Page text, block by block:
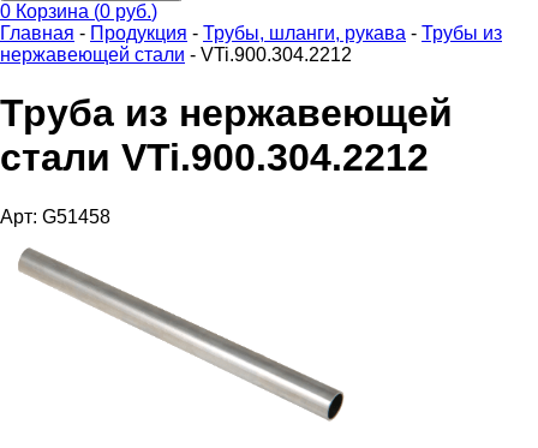
0 Корзина (0 руб.)
Главная - Продукция - Трубы, шланги, рукава - Трубы из
нержавеющей стали - VTi.900.304.2212
Труба из нержавеющей
стали VTi.900.304.2212
Арт: G51458